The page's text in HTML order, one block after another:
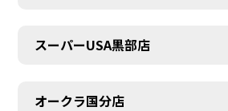
スーパーUSA黒部店
オークラ国分店